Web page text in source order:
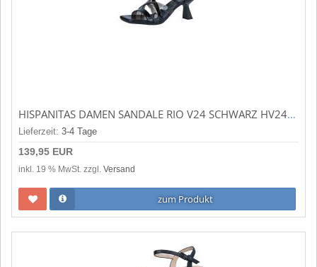
HISPANITAS DAMEN SANDALE RIO V24 SCHWARZ HV243292
Lieferzeit: 3-4 Tage
139,95 EUR
inkl. 19 % MwSt. zzgl. Versand
zum Produkt